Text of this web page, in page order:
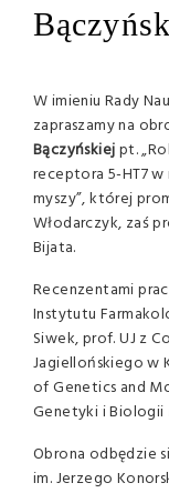
W imieniu Rady
zapraszamy na
Bączyńskiejpt.
receptora 5-HT7
myszy”, której
Włodarczyk, zaś
Bijata.
Recenzentami
Instytutu
Siwek, prof. UJ z
Jagiellońskiego w
of Genetics and
Genetyki i Biologii
Obrona odbędzie
im. Jerzego